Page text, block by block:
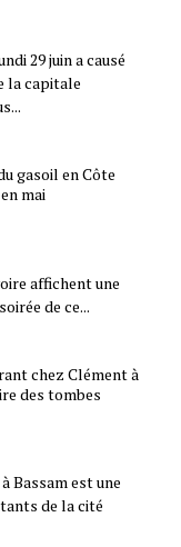
29 juin a causé
la capitale
gasoil en Côte
mai
affichent une
de ce...
chez Clément à
des tombes
Bassam est une
de la cité